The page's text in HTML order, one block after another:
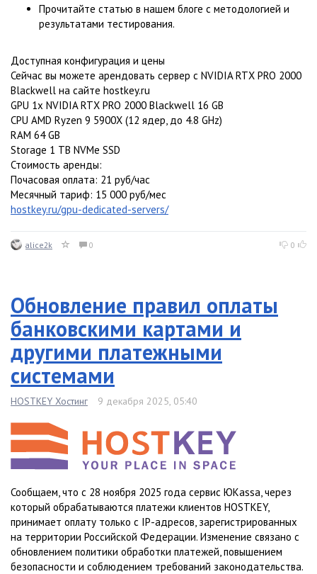
Прочитайте статью в нашем блоге с методологией и
результатами тестирования.
Доступная конфигурация и цены
Сейчас вы можете арендовать сервер с NVIDIA RTX PRO 2000
Blackwell на сайте hostkey.ru
GPU 1x NVIDIA RTX PRO 2000 Blackwell 16 GB
CPU AMD Ryzen 9 5900X (12 ядер, до 4.8 GHz)
RAM 64 GB
Storage 1 TB NVMe SSD
Стоимость аренды:
Почасовая оплата: 21 руб/час
Месячный тариф: 15 000 руб/мес
hostkey.ru/gpu-dedicated-servers/
alice2k 0 0
Обновление правил оплаты
банковскими картами и
другими платежными
системами
HOSTKEY Хостинг 9 декабря 2025, 05:40
Сообщаем, что с 28 ноября 2025 года сервис ЮKassa, через
который обрабатываются платежи клиентов HOSTKEY,
принимает оплату только с IP-адресов, зарегистрированных
на территории Российской Федерации. Изменение связано с
обновлением политики обработки платежей, повышением
безопасности и соблюдением требований законодательства.